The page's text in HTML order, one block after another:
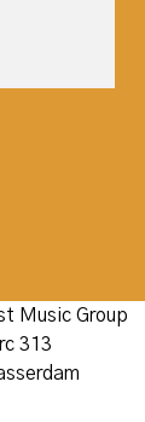
Music Group
313